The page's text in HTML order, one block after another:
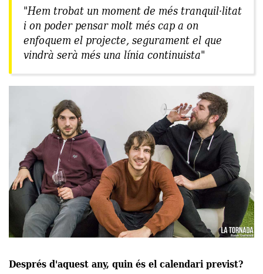
"Hem trobat un moment de més tranquil·litat
i on poder pensar molt més cap a on
enfoquem el projecte, segurament el que
vindrà serà més una línia continuista"
Després d'aquest any, quin és el calendari previst?